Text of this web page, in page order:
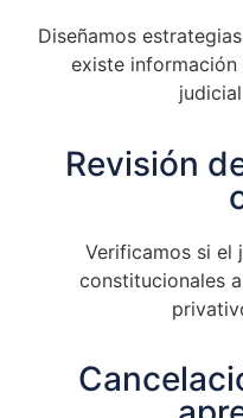
Diseñamos
existe
Revisión
Verificamos si el
constitucionales